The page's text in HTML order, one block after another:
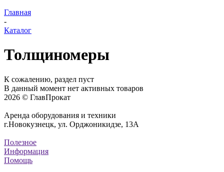
Главная
-
Каталог
Толщиномеры
К сожалению, раздел пуст
В данный момент нет активных товаров
2026 © ГлавПрокат
Аренда оборудования и техники
г.Новокузнецк, ул. Орджоникидзе, 13А
Полезное
Информация
Помощь